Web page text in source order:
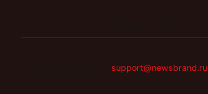
support@newsbrand.ru